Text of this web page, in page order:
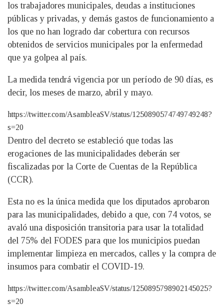
los trabajadores municipales, deudas a instituciones
públicas y privadas, y demás gastos de funcionamiento a
los que no han logrado dar cobertura con recursos
obtenidos de servicios municipales por la enfermedad
que ya golpea al país.
La medida tendrá vigencia por un período de 90 días, es
decir, los meses de marzo, abril y mayo.
https://twitter.com/AsambleaSV/status/1250890574749749248?
s=20
Dentro del decreto se estableció que todas las
erogaciones de las municipalidades deberán ser
fiscalizadas por la Corte de Cuentas de la República
(CCR).
Esta no es la única medida que los diputados aprobaron
para las municipalidades, debido a que, con 74 votos, se
avaló una disposición transitoria para usar la totalidad
del 75% del FODES para que los municipios puedan
implementar limpieza en mercados, calles y la compra de
insumos para combatir el COVID-19.
https://twitter.com/AsambleaSV/status/1250895798902145025?
s=20